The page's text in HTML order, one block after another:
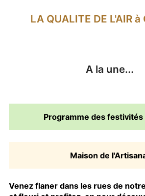
LA QUALITE DE L'AIR
A la une...
Programme des festivités
Maison de
Venez flaner dans les rues de